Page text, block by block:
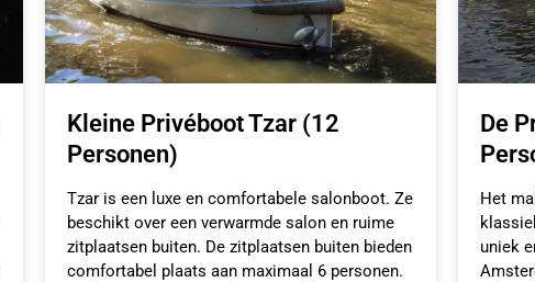
Kleine Privéboot Tzar (12
Personen)
Tzar is een luxe en comfortabele salonboot. Ze
beschikt over een verwarmde salon en ruime
zitplaatsen buiten. De zitplaatsen buiten bieden
comfortabel plaats aan maximaal 6 personen.
De
Het
uniek